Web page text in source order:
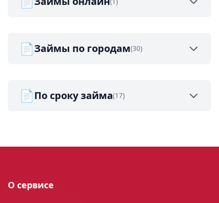
📄Займы по городам(30)
📄По сроку займа(17)
О сервисе